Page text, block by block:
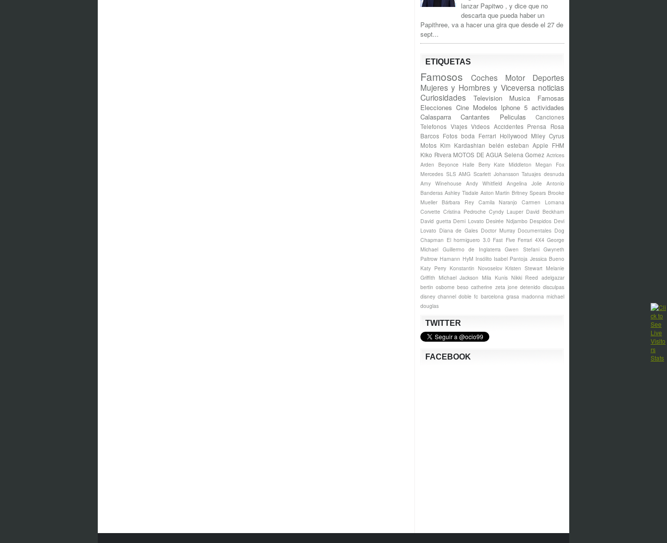
lanzar Papitwo , y dice que no
descarta que pueda haber un
Papithree, va a hacer una gira que desde el 27 de
sept...
ETIQUETAS
Famosos Coches Motor
Deportes
Mujeres y Hombres y Viceversa noticias
Curiosidades
Television Musica
Famosas
Elecciones Cine Modelos Iphone 5 actividades
Calasparra
Cantantes Peliculas
Canciones
Telefonos Viajes Videos Accidentes Prensa Rosa
Barcos Fotos boda Ferrari Hollywood Miley Cyrus
Motos Kim Kardashian belén esteban Apple FHM
Kiko Rivera MOTOS DE AGUA Selena Gomez Actrices
Arden
Beyonce Halle Berry Kate Middleton
Megan Fox
Mercedes SLS AMG Scarlett Johansson Tatuajes desnuda
Amy Winehouse Andy Whitfield Angelina Jolie Antonio
Banderas Ashley Tisdale Aston Martin Britney Spears Brooke
Mueller
Bárbara Rey Camila Naranjo
Carmen Lomana
Corvette Cristina Pedroche Cyndy Lauper David Beckham
David guetta Demi Lovato Desirée Ndjambo Despidos Devi
Lovato Diana de Gales Doctor Murray Documentales Dog
Chapman El hormiguero 3.0 Fast Five Ferrari 4X4 George
Michael Guillermo de Inglaterra Gwen Stefani Gwyneth
Paltrow Hamann HyM Insólito Isabel Pantoja Jessica Bueno
Katy Perry Konstantin Novoselov Kristen Stewart Melanie
Griffith Michael Jackson Mila Kunis Nikki Reed adelgazar
bertin osborne beso catherine zeta jone detenido disculpas
disney channel doble fc barcelona grasa madonna michael
douglas
TWITTER
FACEBOOK